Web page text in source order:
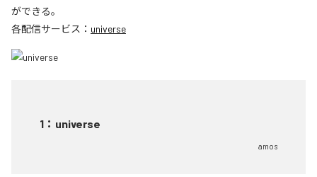
ができる。
各配信サービス： universe
1 ： universe
amos